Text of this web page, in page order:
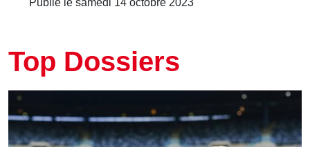
Publié le samedi 14 octobre 2023
Top Dossiers